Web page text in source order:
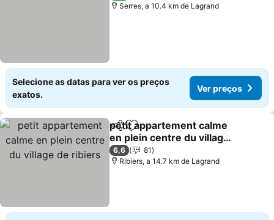
Serres, a 10.4 km de Lagrand
Selecione as datas para ver os preços
exatos.
Ver preços
PartilharAdicionar aos favoritos
petit appartement calme
en plein centre du village
de ribiers
Ver preços
6,6
81
Ribiers, a 14.7 km de Lagrand